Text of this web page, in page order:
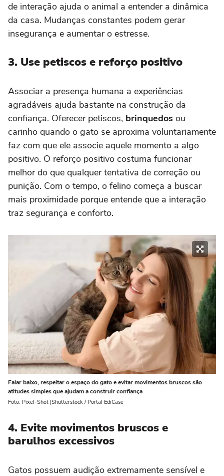
de interação ajuda o animal a entender a dinâmica
da casa. Mudanças constantes podem gerar
insegurança e aumentar o estresse.
3. Use petiscos e reforço positivo
Associar a presença humana a experiências
agradáveis ajuda bastante na construção da
confiança. Oferecer petiscos, brinquedos ou
carinho quando o gato se aproxima voluntariamente
faz com que ele associe aquele momento a algo
positivo. O reforço positivo costuma funcionar
melhor do que qualquer tentativa de correção ou
punição. Com o tempo, o felino começa a buscar
mais proximidade porque entende que a interação
traz segurança e conforto.
Falar baixo, respeitar o espaço do gato e evitar movimentos bruscos são
atitudes simples que ajudam a construir confiança
Foto: Pixel-Shot |Shutterstock / Portal EdiCase
4. Evite movimentos bruscos e
barulhos excessivos
Gatos possuem audição extremamente sensível e